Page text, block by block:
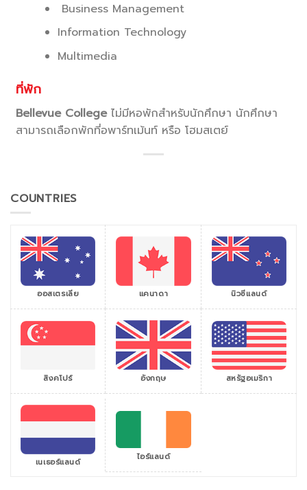
Business Management
Information Technology
Multimedia
ที่พัก
Bellevue Collegeไม่มีหอพักสำหรับนักศึกษา นักศึกษา
สามารถเลือกพักที่อพาร์ทเม้นท์ หรือ โฮมสเตย์
COUNTRIES
ออสเตรเลีย แคนาดา นิวซีแลนด์
สิงคโปร์ อังกฤษ สหรัฐอเมริกา
เนเธอร์แลนด์ ไอร์แลนด์